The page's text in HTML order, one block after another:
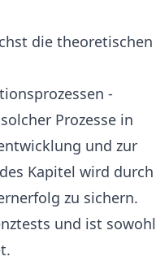
die theoretischen
-
Prozesse in
und zur
Kapitel wird durch
zu sichern.
und ist sowohl